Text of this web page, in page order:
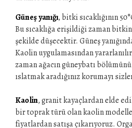
Güneş yanığı, bitki sıcaklığının
Bu sıcaklığa erişildiği zaman
şekilde düşecektir. Güneş
Kaolin uygulamasından
zaman ağacın güneybatı
ıslatmak aradığınız korumayı
Kaolin, granit kayaçlardan elde
bir toprak türü olan kaolin
fiyatlardan satışa çıkarıyoruz.